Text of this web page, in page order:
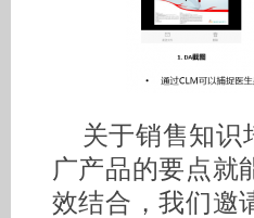
关于销售知识
广产品的要点就
效结合，我们邀